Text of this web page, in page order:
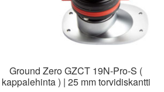
Ground Zero GZCT 19N-Pro-S (
kappalehinta ) | 25 mm torvidiskantti